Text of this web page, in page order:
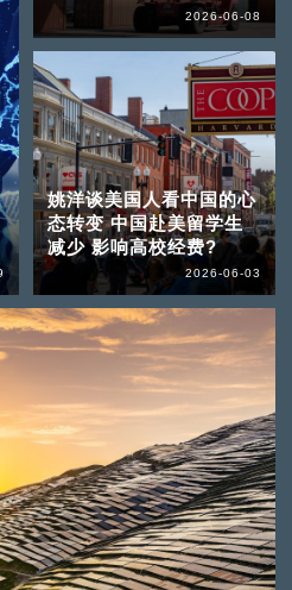
2026-06-08
姚洋谈美国人看中国的心
态转变 中国赴美留学生
减少 影响高校经费?
2026-06-03